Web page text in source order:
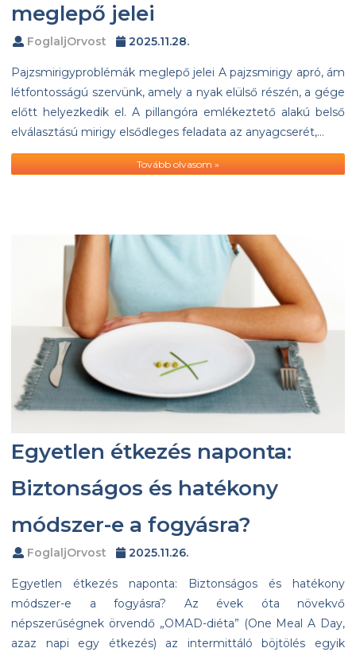
meglepő jelei
FoglaljOrvost 2025.11.28.
Pajzsmirigyproblémák meglepő jelei A pajzsmirigy apró, ám
létfontosságú szervünk, amely a nyak elülső részén, a gége
előtt helyezkedik el. A pillangóra emlékeztető alakú belső
elválasztású mirigy elsődleges feladata az anyagcserét,…
Tovább olvasom »
Egyetlen étkezés naponta:
Biztonságos és hatékony
módszer-e a fogyásra?
FoglaljOrvost 2025.11.26.
Egyetlen étkezés naponta: Biztonságos és hatékony
módszer-e a fogyásra? Az évek óta növekvő
népszerűségnek örvendő „OMAD-diéta” (One Meal A Day,
azaz napi egy étkezés) az intermittáló böjtölés egyik